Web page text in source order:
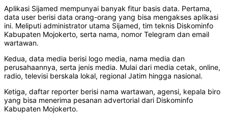
Aplikasi Sijamed mempunyai banyak fitur basis data. Pertama,
data user berisi data orang-orang yang bisa mengakses aplikasi
ini. Meliputi administrator utama Sijamed, tim teknis Diskominfo
Kabupaten Mojokerto, serta nama, nomor Telegram dan email
wartawan.
Kedua, data media berisi logo media, nama media dan
perusahaannya, serta jenis media. Mulai dari media cetak, online,
radio, televisi berskala lokal, regional Jatim hingga nasional.
Ketiga, daftar reporter berisi nama wartawan, agensi, kepala biro
yang bisa menerima pesanan advertorial dari Diskominfo
Kabupaten Mojokerto.